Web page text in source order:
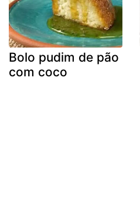
Bolo pudim de pão
com coco